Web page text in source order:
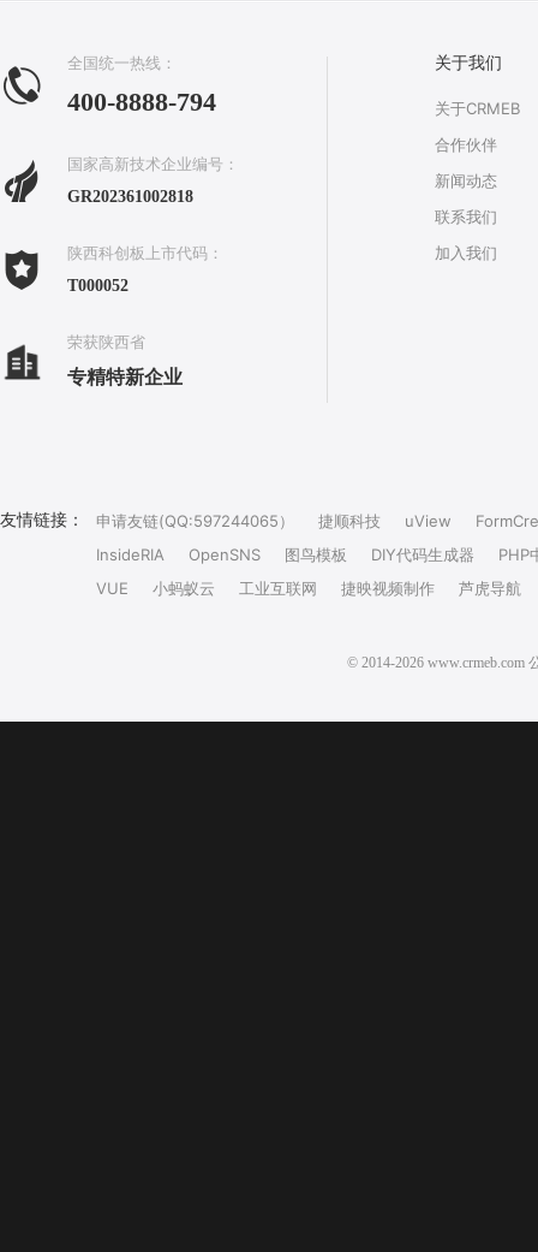
全国统一热线：
400-8888-794
国家高新技术企业编号：
GR202361002818
陕西科创板上市代码：
T000052
荣获陕西省
专精特新企业
关于我们
关于CRMEB
合作伙伴
新闻动态
联系我们
加入我们
友情链接： 申请友链(QQ:597244065） 捷顺科技 uView
InsideRIA
OpenSNS 图鸟模板 DIY代码生成器
PHP
VUE
小蚂蚁云 工业互联网 捷映视频制作 芦虎导航
© 2014-2026